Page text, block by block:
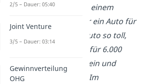
Deine Freundin kauft bei einem
ein Auto für
5.000 €. Du findest das Auto so toll,
du ihr anbietest, es für 6.000
abzukaufen. Sie willigt ein und
verkauft dir den Wagen. Im
2/5 – Dauer: 05:40
Joint Venture
3/5 – Dauer: 03:14
Gewinnverteilung
OHG